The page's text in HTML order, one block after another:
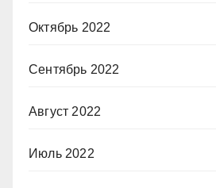
Октябрь 2022
Сентябрь 2022
Август 2022
Июль 2022